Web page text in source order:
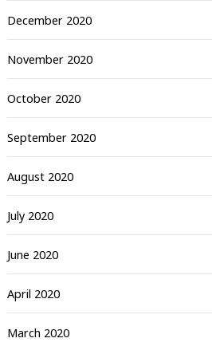
December 2020
November 2020
October 2020
September 2020
August 2020
July 2020
June 2020
April 2020
March 2020